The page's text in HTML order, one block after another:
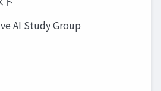
AI Study Group